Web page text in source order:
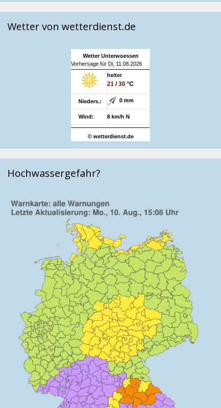
Wetter von wetterdienst.de
Wetter Unterwoessen
Vorhersage für Di, 11.08.2026
heiter
21 /30 °C
Nieders.: 0 mm
Wind: 8 km/h N
© wetterdienst.de
Hochwassergefahr?